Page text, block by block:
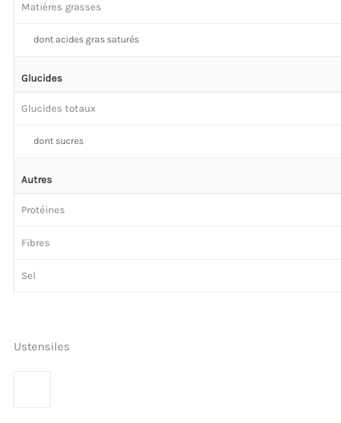
Matières grasses
dont acides gras saturés
Glucides
Glucides totaux
dont sucres
Autres
Protéines
Fibres
Sel
Ustensiles